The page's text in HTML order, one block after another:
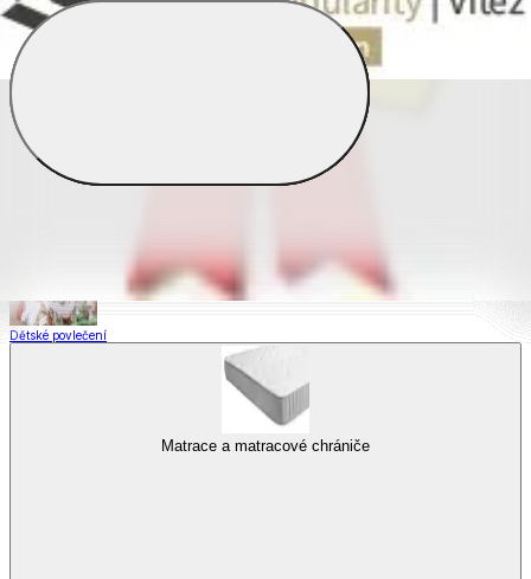
Saténové povlečení
Povlečení s fototiskem
Dětské povlečení
Matrace a matracové chrániče